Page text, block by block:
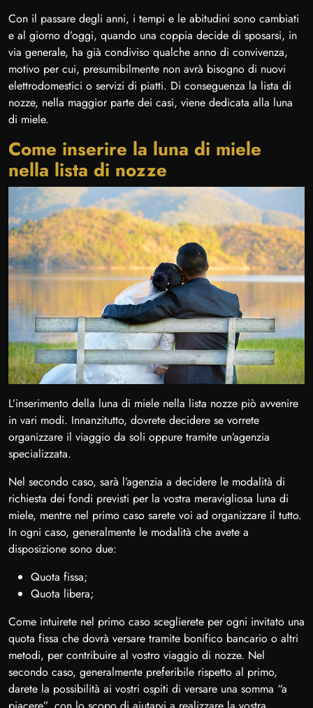
Con il passare degli anni, i tempi e le abitudini sono cambiati
e al giorno d’oggi, quando una coppia decide di sposarsi, in
via generale, ha già condiviso qualche anno di convivenza,
motivo per cui, presumibilmente non avrà bisogno di nuovi
elettrodomestici o servizi di piatti. Di conseguenza la lista di
nozze, nella maggior parte dei casi, viene dedicata alla luna
di miele.
Come inserire la luna di miele
nella lista di nozze
L’inserimento della luna di miele nella lista nozze piò avvenire
in vari modi. Innanzitutto, dovrete decidere se vorrete
organizzare il viaggio da soli oppure tramite un’agenzia
specializzata.
Nel secondo caso, sarà l’agenzia a decidere le modalità di
richiesta dei fondi previsti per la vostra meravigliosa luna di
miele, mentre nel primo caso sarete voi ad organizzare il tutto.
In ogni caso, generalmente le modalità che avete a
disposizione sono due:
Quota fissa;
Quota libera;
Come intuirete nel primo caso sceglierete per ogni invitato una
quota fissa che dovrà versare tramite bonifico bancario o altri
metodi, per contribuire al vostro viaggio di nozze. Nel
secondo caso, generalmente preferibile rispetto al primo,
darete la possibilità ai vostri ospiti di versare una somma “a